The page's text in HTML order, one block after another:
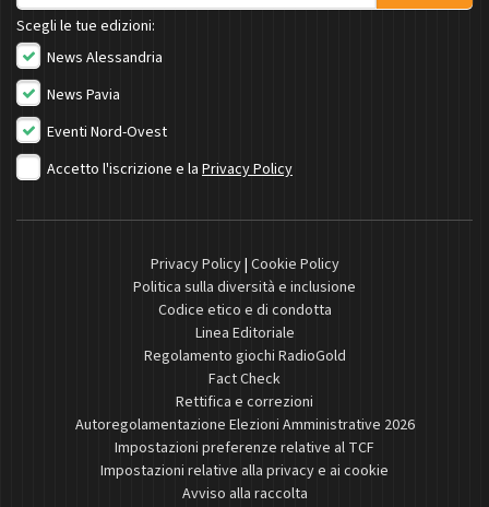
Scegli le tue edizioni:
News Alessandria
News Pavia
Eventi Nord-Ovest
Accetto l'iscrizione e la Privacy Policy
Privacy Policy| Cookie Policy
Politica sulla diversità e inclusione
Codice etico e di condotta
Linea Editoriale
Regolamento giochi RadioGold
Fact Check
Rettifica e correzioni
Autoregolamentazione Elezioni Amministrative 2026
Impostazioni preferenze relative al TCF
Impostazioni relative alla privacy e ai cookie
Avviso alla raccolta